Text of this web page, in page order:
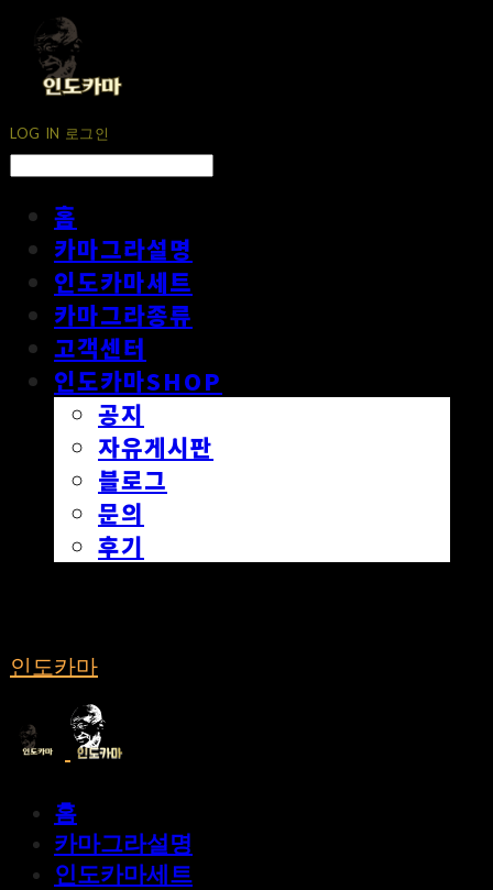
LOG IN 로그인
홈
카마그라설명
인도카마세트
카마그라종류
고객센터
인도카마SHOP
공지
자유게시판
블로그
문의
후기
인도카마
홈
카마그라설명
인도카마세트